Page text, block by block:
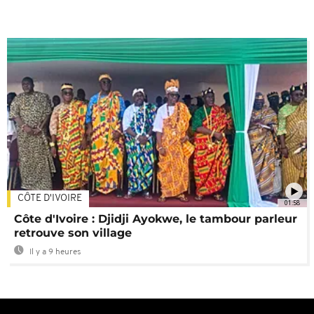
01:58
CÔTE D'IVOIRE
Côte d'Ivoire : Djidji Ayokwe, le tambour parleur
retrouve son village
Il y a 9 heures